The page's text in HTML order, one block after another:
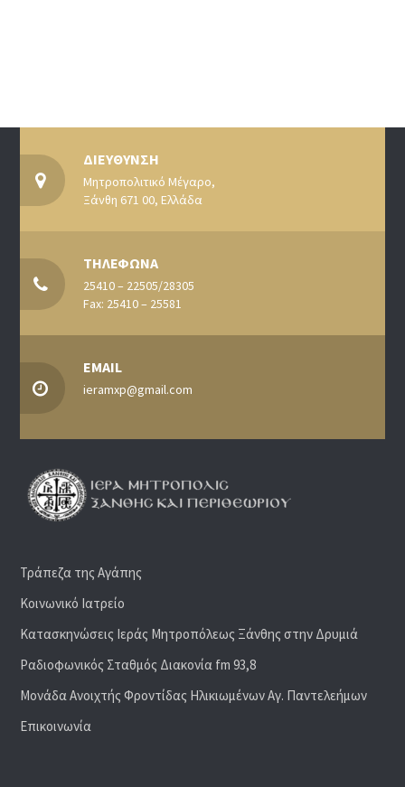
ΔΙΕΥΘΥΝΣΗ
Μητροπολιτικό Μέγαρο,
Ξάνθη 671 00, Ελλάδα
ΤΗΛΕΦΩΝΑ
25410 – 22505/28305
Fax: 25410 – 25581
EMAIL
ieramxp@gmail.com
Τράπεζα της Αγάπης
Κοινωνικό Ιατρείο
Κατασκηνώσεις Ιεράς Μητροπόλεως Ξάνθης στην Δρυμιά
Ραδιoφωνικός Σταθμός Διακονία fm 93,8
Μονάδα Ανοιχτής Φροντίδας Ηλικιωμένων Αγ. Παντελεήμων
Επικοινωνία